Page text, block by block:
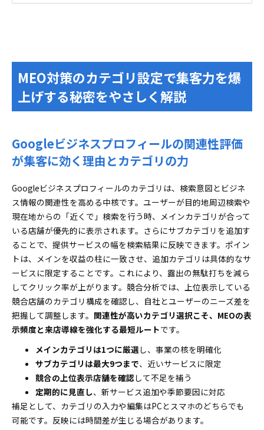
ミス回避術
競合他社のカテゴリを徹底分析し最短ルートで理想の
設定へ
分析結果を自社設定の必勝パターンへ落とし込む
には
設定と編集のやさしい手順
メインカテゴリから追加カテゴリまで迷わず設定
する方法
サービスや商品の棚卸しから始めて理想のカテゴリを
見つける実践法
ターゲット顧客のニーズから逆算！本当に集客で
きるカテゴリ選び
4000種類から迷わず選べるカテゴリ厳選ステップ
カテゴリ設定の見直しと改善でもっと成果を伸ばす運
用サイクル
月次KPIと改善の目安でブレない！見るべきポイン
ト早わかり
自社ホームページとカテゴリ設定で一貫性アップ
し信頼を勝ち取る方法
カテゴリが見つからない・入力できないときの最適解
とプロの裏ワザ
MEO対策のカテゴリ設定で集客力を爆
上げする秘密をやさしく解説
Googleビジネスプロフィールの関連性評価
が集客に効く理由とカテゴリの力
Googleビジネスプロフィールのカテゴリは、検索意図とビジネ
ス情報の関連性を高める中核です。ユーザーが目的地周辺検索や
現在地からの「近くで」検索を行う時、メインカテゴリが合って
いる店舗が優先的に表示されます。さらにサブカテゴリを追加す
ることで、提供サービスの幅を検索結果に反映できます。ポイン
トは、メインを収益の柱に一致させ、追加カテゴリは具体的なサ
ービスに限定することです。これにより、露出の無駄打ちを減ら
してクリック率が上がります。競合分析では、上位表示している
競合店舗のカテゴリ構成を確認し、自社とユーザーのニーズ差を
把握して調整します。 関連性が高いカテゴリ選択こそ、MEOの表
示頻度と来店導線を強化する最短ルートです。
メインカテゴリは1つに厳選し、事業の核を明確化
サブカテゴリは最大9つまで、近いサービスに限定
競合の上位表示店舗を確認して不足を補う
定期的に見直し、新サービス追加や季節要因に対応
補足として、カテゴリの入力や編集はPCとスマホのどちらでも
可能です。反映には時間差が生じる場合があります。